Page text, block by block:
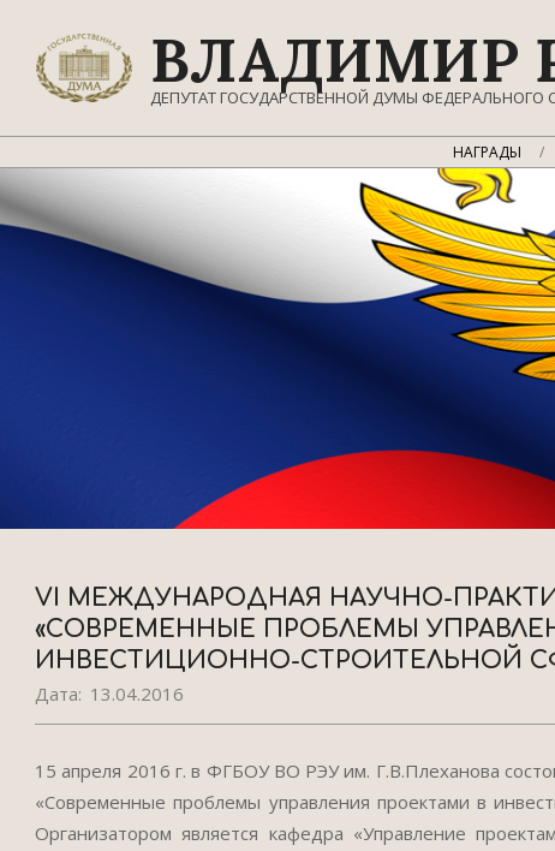
содержимому
ВЛАДИМИР
ДЕПУТАТ ГОСУДАРСТВЕННОЙ ДУМЫ ФЕДЕРАЛЬНОГО
НАГРАДЫ
VI МЕЖДУНАРОДНАЯ НАУЧНО-
«СОВРЕМЕННЫЕ ПРОБЛЕМЫ
ИНВЕСТИЦИОННО-СТРОИТЕЛЬНОЙ
Дата: 13.04.2016
15 апреля 2016 г. в ФГБОУ ВО РЭУ им. Г.В.Плеханова
«Современные проблемы управления проектами в
Организатором является кафедра «Управление